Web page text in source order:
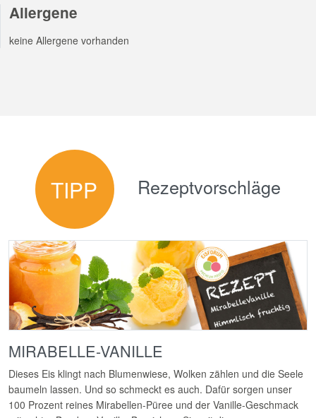
Allergene
keine Allergene vorhanden
TIPP Rezeptvorschläge
MIRABELLE-VANILLE
Dieses Eis klingt nach Blumenwiese, Wolken zählen und die Seele
baumeln lassen. Und so schmeckt es auch. Dafür sorgen unser
100 Prozent reines Mirabellen-Püree und der Vanille-Geschmack